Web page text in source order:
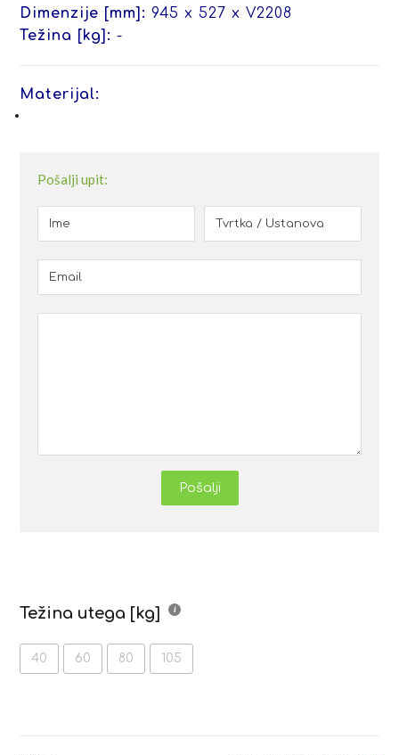
Dimenzije [mm]: 945 x 527 x V2208
Težina [kg]: -
Materijal:
Pošalji upit:
Pošalji
Težina utega [kg]
40 60 80 105